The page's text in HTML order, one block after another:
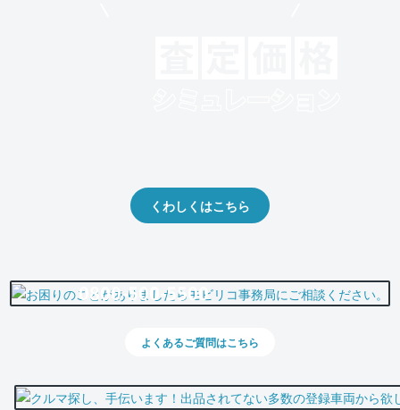
くわしくはこちら
0800-500-5500
よくあるご質問はこちら